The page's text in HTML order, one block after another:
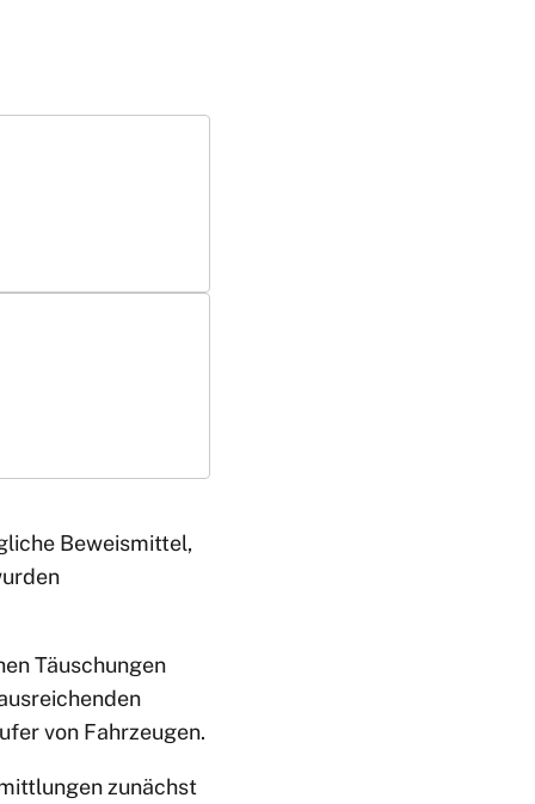
Beweismittel,
Täuschungen
von Fahrzeugen.
zunächst